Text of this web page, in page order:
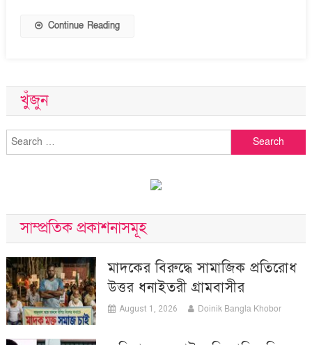
মামলা
Continue Reading
খুঁজুন
Search
for:
সাম্প্রতিক প্রকাশনাসমূহ
মাদকের বিরুদ্ধে সামাজিক প্রতিরোধ
উত্তর ধনাইতরী গ্রামবাসীর
August 1, 2026 Doinik Bangla Khobor